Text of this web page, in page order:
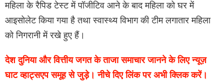
महिला के रैपिड टेस्ट में पॉजीटिव आने के बाद महिला को घर में
आइसोलेट किया गया है तथा स्वास्थ्य विभाग की टीम लगातार महिला
को निगरानी में रखे हुए हैं।
देश दुनिया और वित्तीय जगत के ताजा समाचार जानने के लिए न्यूज़
घाट व्हाट्सएप समूह से जुड़े। नीचे दिए लिंक पर अभी क्लिक करें।